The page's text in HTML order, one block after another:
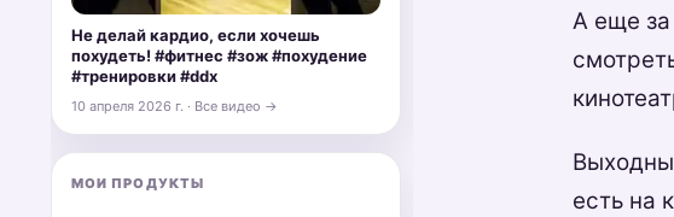
А еще за
есть на
Не делай кардио, если хочешь
похудеть! #фитнес #зож #похудение
#тренировки #ddx
10 апреля 2026 г. · Все видео →
МОИ ПРОДУКТЫ